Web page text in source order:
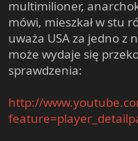
multimilioner,
mówi, mieszkał w stu
uważa USA za jedno z
może wydaje się
sprawdzenia:
http://